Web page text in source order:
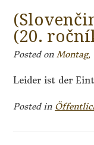
(20.
Posted on Montag,
Leider ist der
Posted in